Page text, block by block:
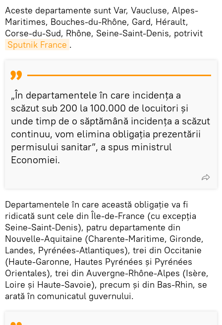
Aceste departamente sunt Var, Vaucluse, Alpes-
Maritimes, Bouches-du-Rhône, Gard, Hérault,
Corse-du-Sud, Rhône, Seine-Saint-Denis, potrivit
Sputnik France .
„În departamentele în care incidența a
scăzut sub 200 la 100.000 de locuitori și
unde timp de o săptămână incidența a scăzut
continuu, vom elimina obligația prezentării
permisului sanitar”, a spus ministrul
Economiei.
Departamentele în care această obligație va fi
ridicată sunt cele din Île-de-France (cu excepția
Seine-Saint-Denis), patru departamente din
Nouvelle-Aquitaine (Charente-Maritime, Gironde,
Landes, Pyrénées-Atlantiques), trei din Occitanie
(Haute-Garonne, Hautes Pyrénées și Pyrénées
Orientales), trei din Auvergne-Rhône-Alpes (Isère,
Loire și Haute-Savoie), precum și din Bas-Rhin, se
arată în comunicatul guvernului.